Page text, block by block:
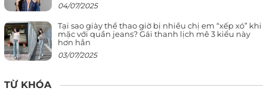
04/07/2025
Tại sao giày thể thao giờ bị nhiều chị em “xếp xó” khi
mặc với quần jeans? Gái thanh lịch mê 3 kiểu này
hơn hẳn
03/07/2025
TỪ KHÓA